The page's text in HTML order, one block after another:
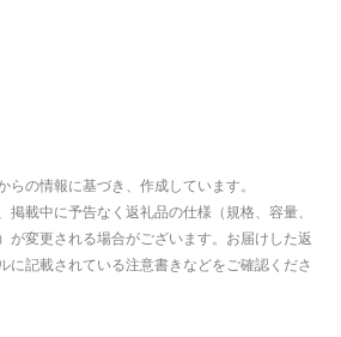
らの情報に基づき、作成しています。
掲載中に予告なく返礼品の仕様（規格、容量、
が変更される場合がございます。お届けした返
に記載されている注意書きなどをご確認くださ